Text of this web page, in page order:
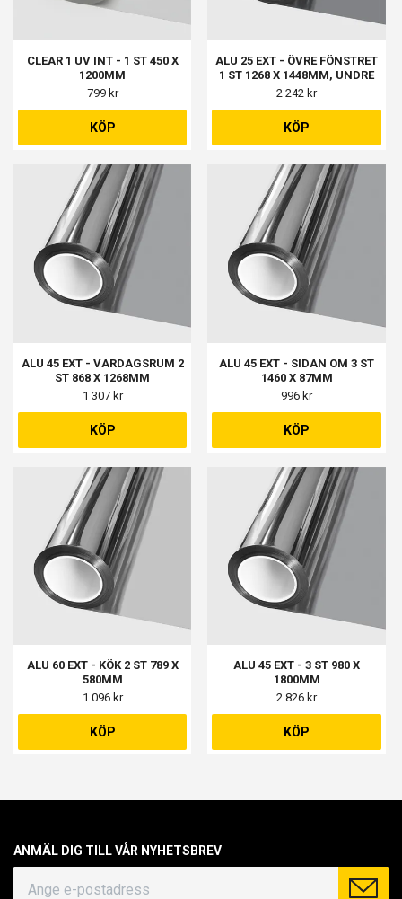
CLEAR 1 UV INT - 1 ST 450 X
1200MM
799 kr
KÖP
ALU 25 EXT - ÖVRE FÖNSTRET
1 ST 1268 X 1448MM, UNDRE
FÖNSTER 1 ST 1268 X 638MM,
2 242 kr
KÖP
ALU 45 EXT - VARDAGSRUM 2
ST 868 X 1268MM
1 307 kr
KÖP
ALU 45 EXT - SIDAN OM 3 ST
1460 X 87MM
996 kr
KÖP
ALU 60 EXT - KÖK 2 ST 789 X
580MM
1 096 kr
KÖP
ALU 45 EXT - 3 ST 980 X
1800MM
2 826 kr
KÖP
ANMÄL DIG TILL VÅR NYHETSBREV